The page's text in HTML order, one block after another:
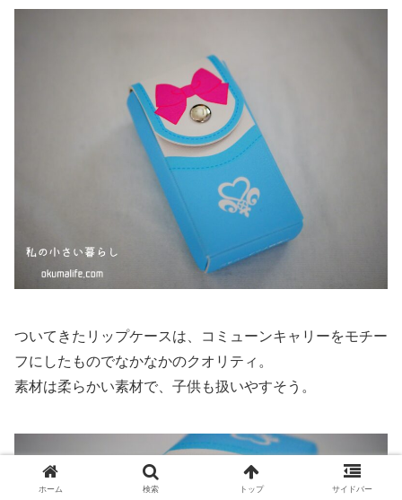
ついてきたリップケースは、コミューンキャリーをモチー
フにしたものでなかなかのクオリティ。
素材は柔らかい素材で、子供も扱いやすそう。
ホーム 検索 トップ サイドバー